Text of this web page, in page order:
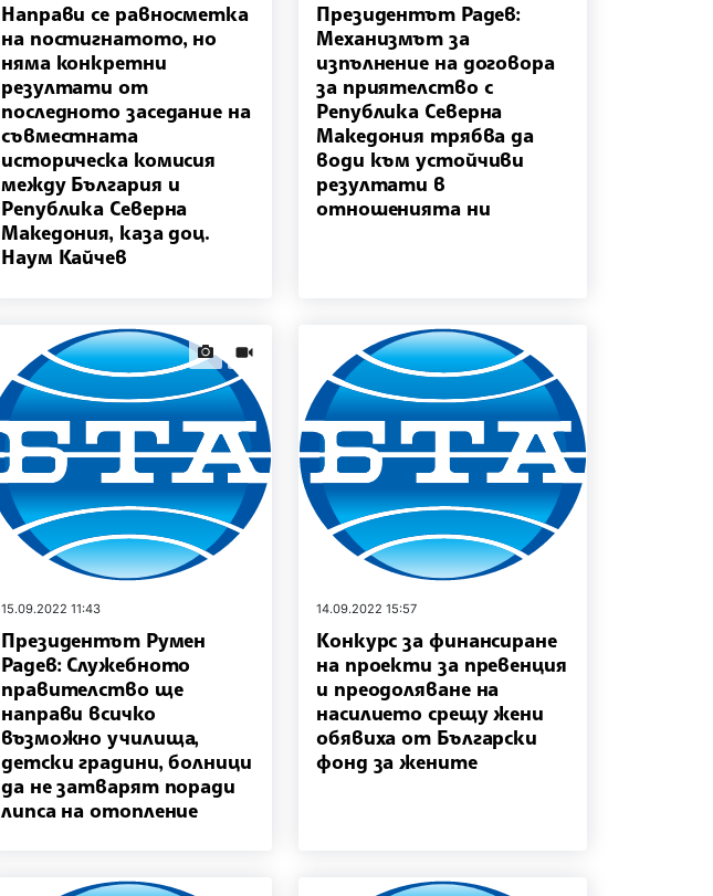
Направи се равносметка
на постигнатото, но
няма конкретни
резултати от
последното заседание на
съвместната
историческа комисия
между България и
Република Северна
Македония, каза доц.
Наум Кайчев
Президентът Радев:
Механизмът за
изпълнение на договора
за приятелство с
Република Северна
Македония трябва да
води към устойчиви
резултати в
отношенията ни
news.imagesnews.videos
15.09.2022 11:43
Президентът Румен
Радев: Служебното
правителство ще
направи всичко
възможно училища,
детски градини, болници
да не затварят поради
липса на отопление
14.09.2022 15:57
Конкурс за финансиране
на проекти за превенция
и преодоляване на
насилието срещу жени
обявиха от Български
фонд за жените